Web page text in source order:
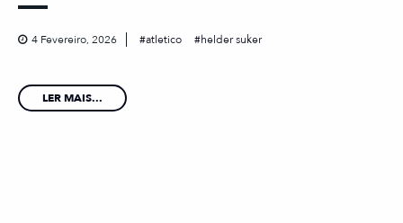
4 Fevereiro, 2026 atletico helder suker
LER MAIS...